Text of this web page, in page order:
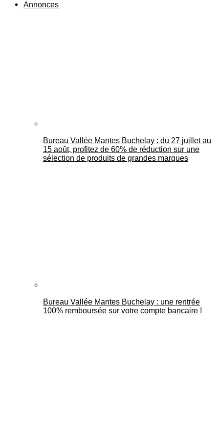
Annonces
Bureau Vallée Mantes Buchelay : du 27 juillet au
15 août, profitez de 60% de réduction sur une
sélection de produits de grandes marques
Bureau Vallée Mantes Buchelay : une rentrée
100% remboursée sur votre compte bancaire !